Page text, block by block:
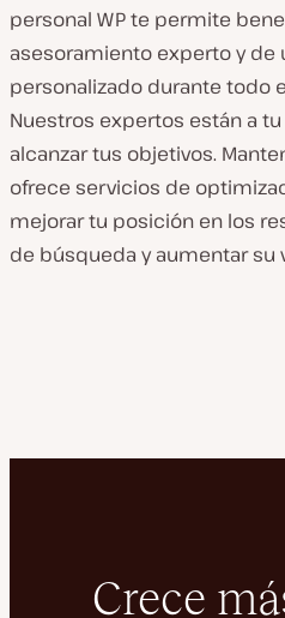
personal WP te permite
asesoramiento experto y de
personalizado durante todo
Nuestros expertos están a
alcanzar tus objetivos.
ofrece servicios de
mejorar tu posición en los
de búsqueda y aumentar su
Crece